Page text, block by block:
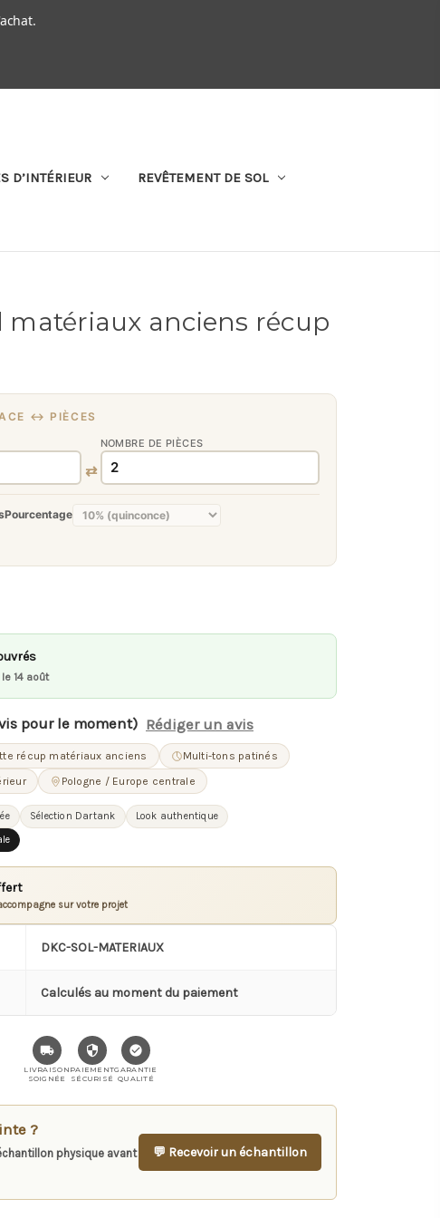
QUI SOMMES-NOUS
D’INTÉRIEUR REVÊTEMENT DE SOL
matériaux anciens récup
↔ PIÈCES
⇄
NOMBRE DE PIÈCES
Pourcentage
14 août
pour le moment) Rédiger un avis
récup matériaux anciens
Multi-tons patinés
Pologne / Europe centrale
Sélection Dartank
Look authentique
sur votre projet
DKC-SOL-MATERIAUX
Calculés au moment du paiement
LIVRAISON
SOIGNÉE
PAIEMENT
SÉCURISÉ
GARANTIE
QUALITÉ
?
physique avant
💬 Recevoir un échantillon